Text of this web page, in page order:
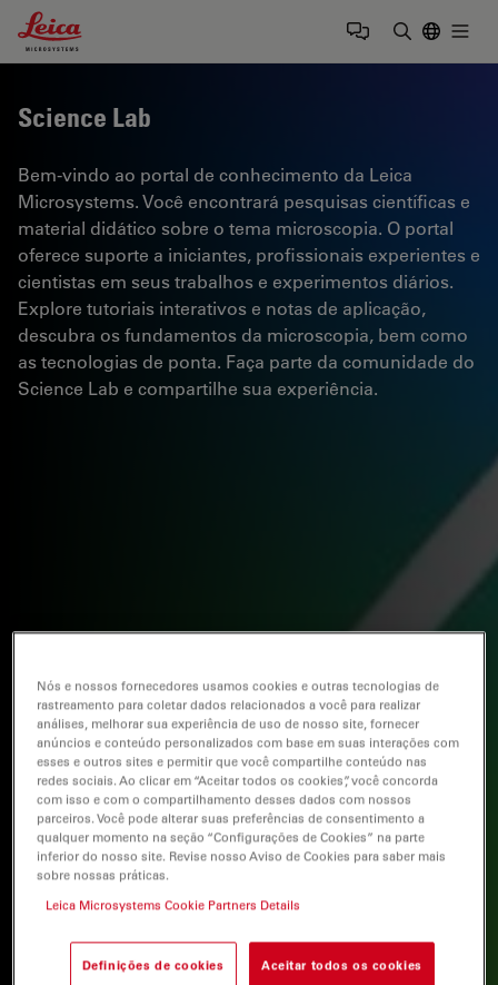
Leica Microsystems Logo
Science Lab
Bem-vindo ao portal de conhecimento da Leica
Microsystems. Você encontrará pesquisas científicas e
material didático sobre o tema microscopia. O portal
oferece suporte a iniciantes, profissionais experientes e
cientistas em seus trabalhos e experimentos diários.
Explore tutoriais interativos e notas de aplicação,
descubra os fundamentos da microscopia, bem como
as tecnologias de ponta. Faça parte da comunidade do
Science Lab e compartilhe sua experiência.
Nós e nossos fornecedores usamos cookies e outras tecnologias de
rastreamento para coletar dados relacionados a você para realizar
análises, melhorar sua experiência de uso de nosso site, fornecer
anúncios e conteúdo personalizados com base em suas interações com
esses e outros sites e permitir que você compartilhe conteúdo nas
redes sociais. Ao clicar em “Aceitar todos os cookies”, você concorda
com isso e com o compartilhamento desses dados com nossos
parceiros. Você pode alterar suas preferências de consentimento a
qualquer momento na seção “Configurações de Cookies” na parte
inferior do nosso site. Revise nosso Aviso de Cookies para saber mais
sobre nossas práticas.
Leica Microsystems Cookie Partners Details
Definições de cookies Aceitar todos os cookies